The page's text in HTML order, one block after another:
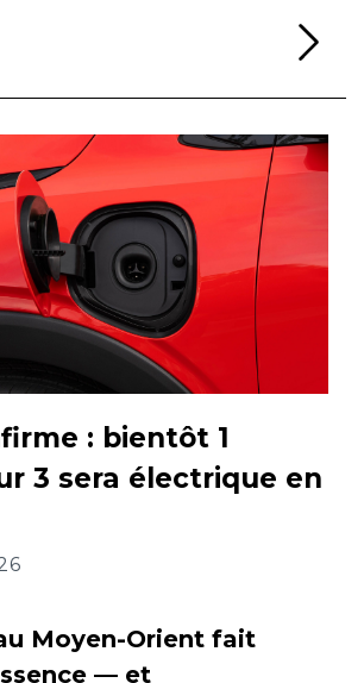
: bientôt 1
3 sera électrique en
Moyen-Orient fait
— et